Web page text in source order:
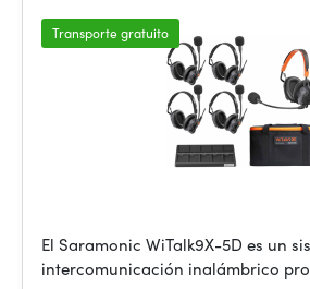
Transporte gratuito
El Saramonic WiTalk9X-5D es un
intercomunicación inalámbrico